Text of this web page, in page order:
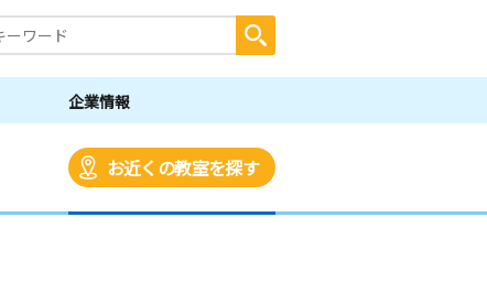
企業情報
お近くの教室を探す